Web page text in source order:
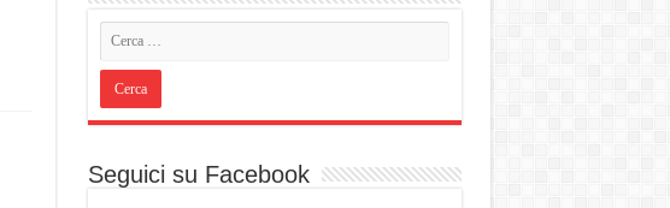
Seguici su Facebook